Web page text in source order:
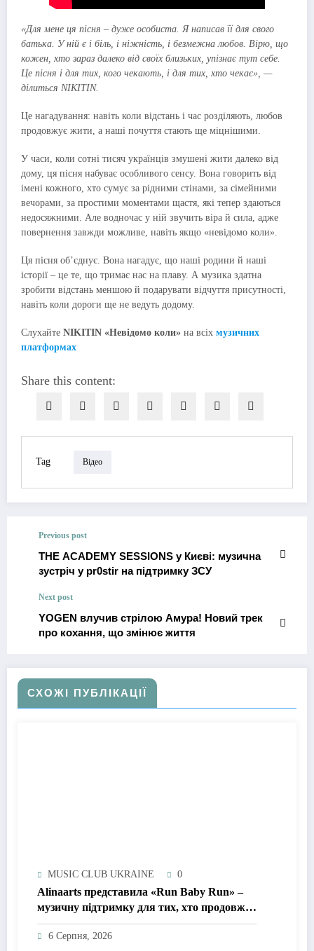
«Для мене ця пісня – дуже особиста. Я написав її для свого
батька. У ній є і біль, і ніжність, і безмежна любов. Вірю, що
кожен, хто зараз далеко від своїх близьких, упізнає тут себе.
Це пісня і для тих, кого чекають, і для тих, хто чекає», —
ділиться NIKITIN.
Це нагадування: навіть коли відстань і час розділяють, любов
продовжує жити, а наші почуття стають ще міцнішими.
У часи, коли сотні тисяч українців змушені жити далеко від
дому, ця пісня набуває особливого сенсу. Вона говорить від
імені кожного, хто сумує за рідними стінами, за сімейними
вечорами, за простими моментами щастя, які тепер здаються
недосяжними. Але водночас у ній звучить віра й сила, адже
повернення завжди можливе, навіть якщо «невідомо коли».
Ця пісня об’єднує. Вона нагадує, що наші родини й наші
історії – це те, що тримає нас на плаву. А музика здатна
зробити відстань меншою й подарувати відчуття присутності,
навіть коли дороги ще не ведуть додому.
Слухайте NIKITIN «Невідомо коли» на всіх музичних
платформах
Share this content:
Tag Відео
Previous post
THE ACADEMY SESSIONS у Києві: музична
зустріч у pr0stir на підтримку ЗСУ
Next post
YOGEN влучив стрілою Амура! Новий трек
про кохання, що змінює життя
СХОЖІ ПУБЛІКАЦІЇ
MUSIC CLUB UKRAINE 0
Alinaarts представила «Run Baby Run» –
музичну підтримку для тих, хто продовжує
жити попри війну
6 Серпня, 2026